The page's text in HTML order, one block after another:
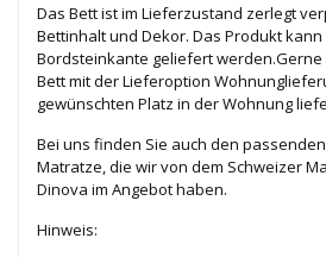
Das Bett ist im Lieferzustand zerlegt
Bettinhalt und Dekor. Das Produkt
Bordsteinkante geliefert
Bett mit der Lieferoption
gewünschten Platz in der Wohnung
Bei uns finden Sie auch den
Matratze, die wir von dem Schweizer
Dinova im Angebot haben.
Hinweis: